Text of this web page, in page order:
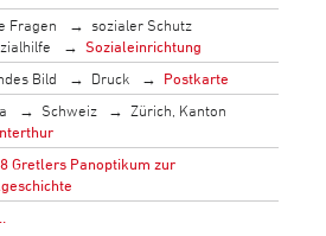
Fragen
sozialer Schutz
Sozialeinrichtung
Bild Druck
Postkarte
Schweiz
Zürich, Kanton
Gretlers Panoptikum zur